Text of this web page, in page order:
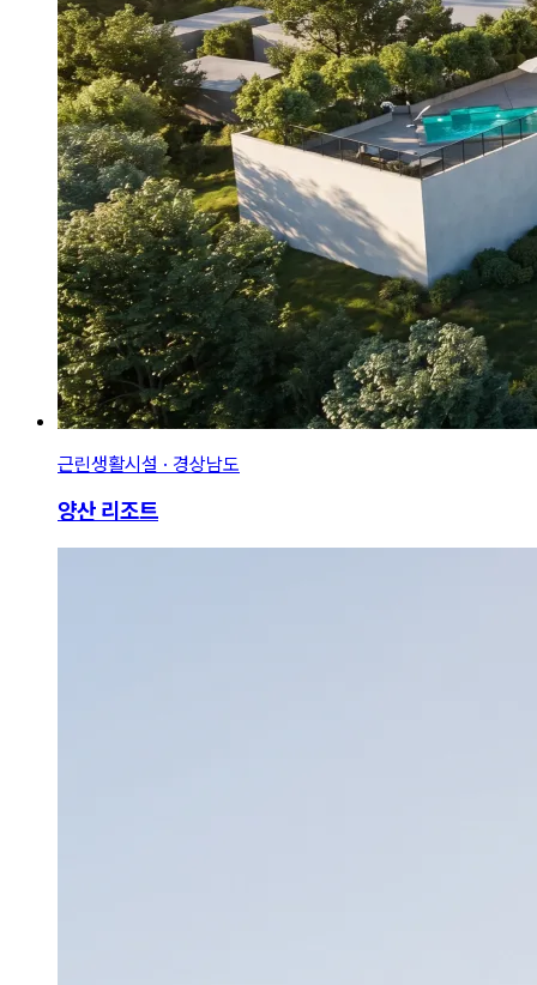
근린생활시설 · 경상남도
양산 리조트